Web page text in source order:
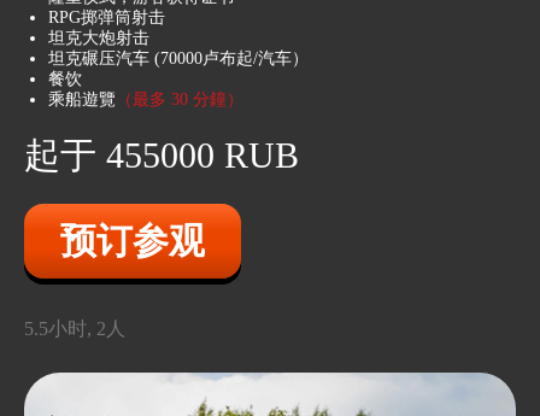
RPG掷弹筒射击
坦克大炮射击
坦克碾压汽车 (70000卢布起/汽车）
餐饮
乘船遊覽 （最多 30 分鐘）
起于 455000 RUB
预订参观
5.5小时, 2人